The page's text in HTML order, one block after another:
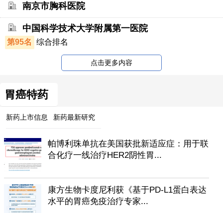
南京市胸科医院
中国科学技术大学附属第一医院
第95名 综合排名
点击更多内容
胃癌特药
新药上市信息 新药最新研究
帕博利珠单抗在美国获批新适应症：用于联
合化疗一线治疗HER2阴性胃...
康方生物卡度尼利获《基于PD-L1蛋白表达
水平的胃癌免疫治疗专家...